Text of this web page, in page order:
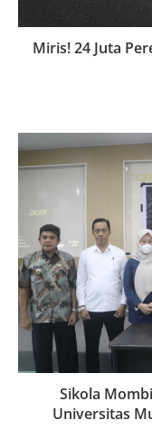
Miris! 24 Juta
Sikola
Universitas